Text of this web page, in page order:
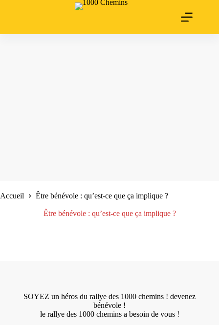
Accueil Être bénévole : qu’est-ce que ça implique ?
Être bénévole : qu’est-ce que ça implique ?
SOYEZ un héros du rallye des 1000 chemins ! devenez
bénévole !
le rallye des 1000 chemins a besoin de vous !